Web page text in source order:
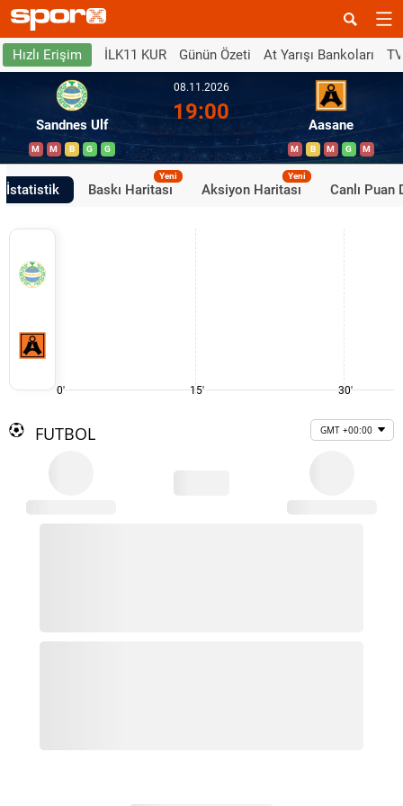
Hızlı Erişim İLK11 KUR Günün Özeti At Yarışı Bankoları
Sandnes Ulf
M M B G G
08.11.2026
19:00
Aasane
M B M G M
İstatistik Baskı Haritası
Yeni
Aksiyon Haritası
Yeni
Canlı Puan
0' 15' 30'
FUTBOL GMT +00:00